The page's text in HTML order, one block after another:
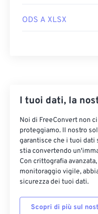
ODS A XLSX
I tuoi dati, la
Noi di FreeConvert non
proteggiamo. Il nostro
garantisce che i tuoi dati
stia convertendo
Con crittografia
monitoraggio vigile,
sicurezza dei tuoi dati.
Scopri di più sul